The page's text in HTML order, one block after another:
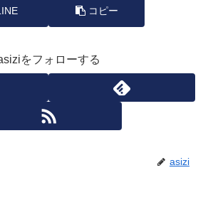
コピー
をフォローする
asizi